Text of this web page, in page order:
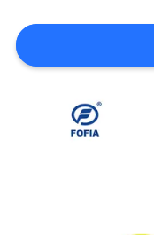
つ
い